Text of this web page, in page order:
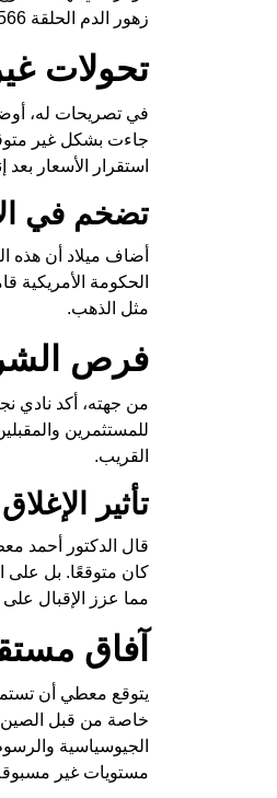
زهور الدم الحلقة 566
تحولات
في تصريحات له، أوضح
استقرار الأسعار بعد
تضخم في
أضاف ميلاد أن هذه
مثل الذهب.
فرص
من جهته، أكد نادي
للمستثمرين
القريب.
تأثير
قال الدكتور أحمد
كان متوقعًا. بل على
مما عزز الإقبال
آفاق
يتوقع معطي أن
خاصة من قبل
الجيوسياسية
مستويات غير مسبوقة مثل 5000 دولار للأوقية